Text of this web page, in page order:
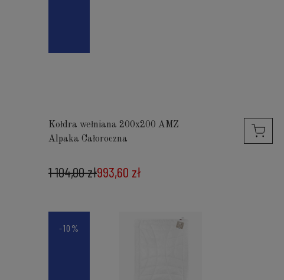
Kołdra wełniana 200x200 AMZ
Alpaka Całoroczna
993,60 zł
1 104,00 zł
-10%